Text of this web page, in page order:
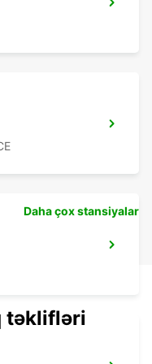
Daha çox stansiyalar
təklifləri